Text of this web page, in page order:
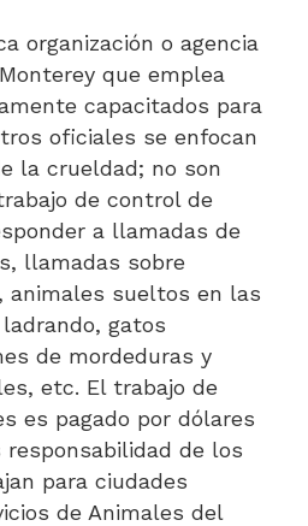
organización o agencia
que emplea
capacitados para
oficiales se enfocan
la crueldad; no son
de control de
a llamadas de
llamadas sobre
animales sueltos en las
gatos
de mordeduras y
etc. El trabajo de
es pagado por dólares
de los
para ciudades
de Animales del